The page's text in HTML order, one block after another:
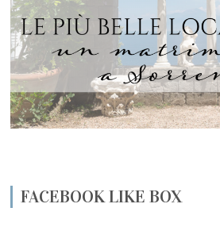
FACEBOOK LIKE BOX